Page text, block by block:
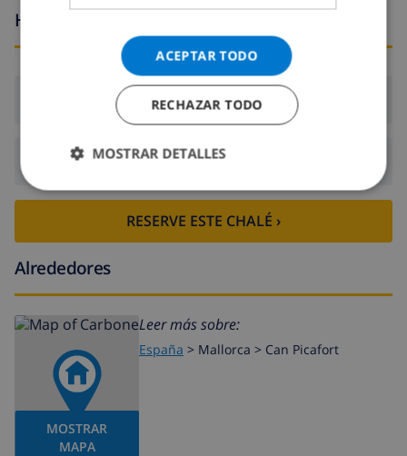
Horario de llegada y salida
Llegada: Desde 16:00 antes de 19:00
Salida:Antes de: 10:00
RESERVE ESTE CHALÉ ›
Alrededores
MOSTRAR
MAPA
Leer más sobre:
España > Mallorca > Can Picafort
ACEPTAR TODO
RECHAZAR TODO
MOSTRAR DETALLES